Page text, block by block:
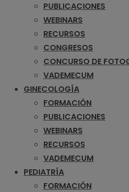
PUBLICACIONES
WEBINARS
RECURSOS
CONGRESOS
CONCURSO DE
VADEMECUM
GINECOLOGÍA
FORMACIÓN
PUBLICACIONES
WEBINARS
RECURSOS
VADEMECUM
PEDIATRÍA
FORMACIÓN